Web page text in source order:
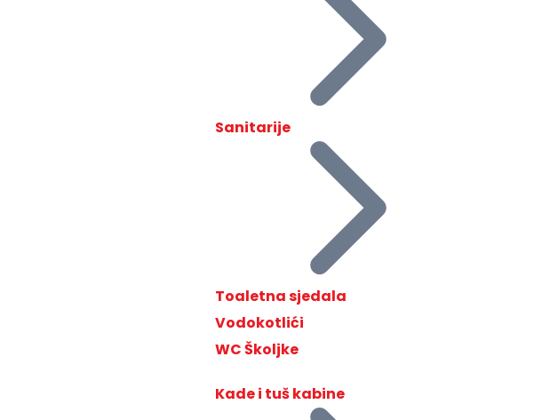
Sanitarije
Toaletna sjedala
Vodokotlići
WC Školjke
Kade i tuš kabine